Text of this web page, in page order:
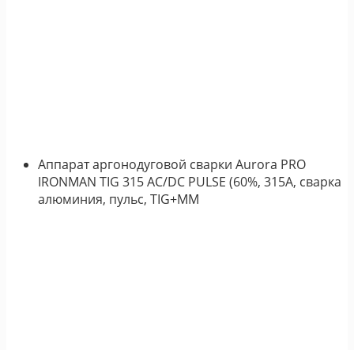
Аппарат аргонодуговой сварки Aurora PRO
IRONMAN TIG 315 AC/DC PULSE (60%, 315А, сварка
алюминия, пульс, TIG+MM